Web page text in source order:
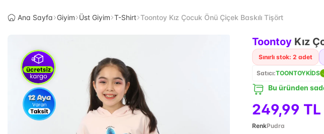
Ana Sayfa Giyim Üst Giyim T-Shirt Toontoy Kız Çocuk Önü Çiçek Baskılı Tişört
Toontoy Kız
Sınırlı stok: 2 adet
Satıcı:TOONTOYKİDS
Bu üründen
249,99 TL
RenkPudra